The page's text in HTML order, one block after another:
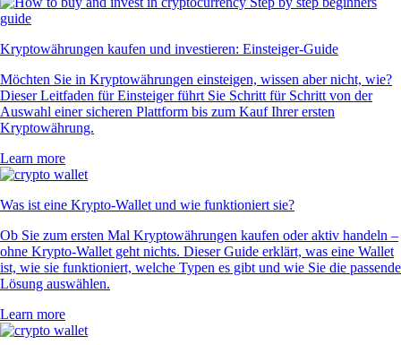
Kryptowährungen kaufen und investieren: Einsteiger-Guide
Möchten Sie in Kryptowährungen einsteigen, wissen aber nicht, wie?
Dieser Leitfaden für Einsteiger führt Sie Schritt für Schritt von der
Auswahl einer sicheren Plattform bis zum Kauf Ihrer ersten
Kryptowährung.
Learn more
Was ist eine Krypto-Wallet und wie funktioniert sie?
Ob Sie zum ersten Mal Kryptowährungen kaufen oder aktiv handeln –
ohne Krypto-Wallet geht nichts. Dieser Guide erklärt, was eine Wallet
ist, wie sie funktioniert, welche Typen es gibt und wie Sie die passende
Lösung auswählen.
Learn more